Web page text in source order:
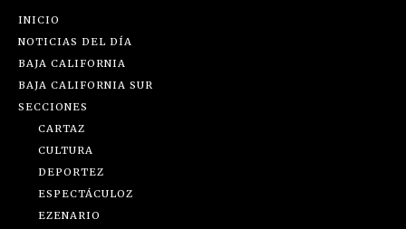
INICIO
NOTICIAS DEL DÍA
BAJA CALIFORNIA
BAJA CALIFORNIA SUR
SECCIONES
CARTAZ
CULTURA
DEPORTEZ
ESPECTÁCULOZ
EZENARIO